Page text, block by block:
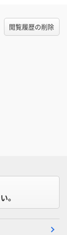
閲覧履歴の削除
。